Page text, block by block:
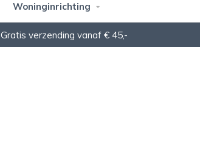
Woninginrichting
Gratis verzending vanaf € 45,-